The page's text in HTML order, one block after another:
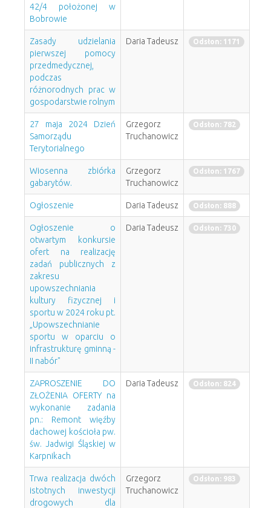
42/4 położonej w
Bobrowie
Zasady udzielania
pierwszej pomocy
przedmedycznej,
podczas
różnorodnych prac w
gospodarstwie rolnym
Daria Tadeusz Odsłon: 1171
27 maja 2024 Dzień
Samorządu
Terytorialnego
Grzegorz
Truchanowicz
Odsłon: 782
Wiosenna zbiórka
gabarytów.
Grzegorz
Truchanowicz
Odsłon: 1767
Ogłoszenie Daria Tadeusz Odsłon: 888
Ogłoszenie o
otwartym konkursie
ofert na realizację
zadań publicznych z
zakresu
upowszechniania
kultury fizycznej i
sportu w 2024 roku pt.
„Upowszechnianie
sportu w oparciu o
infrastrukturę gminną -
II nabór"
Daria Tadeusz Odsłon: 730
ZAPROSZENIE DO
ZŁOŻENIA OFERTY na
wykonanie zadania
pn.: Remont więźby
dachowej kościoła pw.
św. Jadwigi Śląskiej w
Karpnikach
Daria Tadeusz Odsłon: 824
Trwa realizacja dwóch
istotnych inwestycji
drogowych dla
Grzegorz
Truchanowicz
Odsłon: 983